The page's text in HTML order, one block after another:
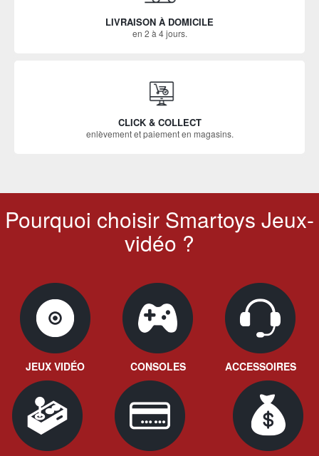
LIVRAISON À DOMICILE
en 2 à 4 jours.
CLICK & COLLECT
enlèvement et paiement en magasins.
Pourquoi choisir Smartoys Jeux-
vidéo ?
JEUX VIDÉO CONSOLES ACCESSOIRES